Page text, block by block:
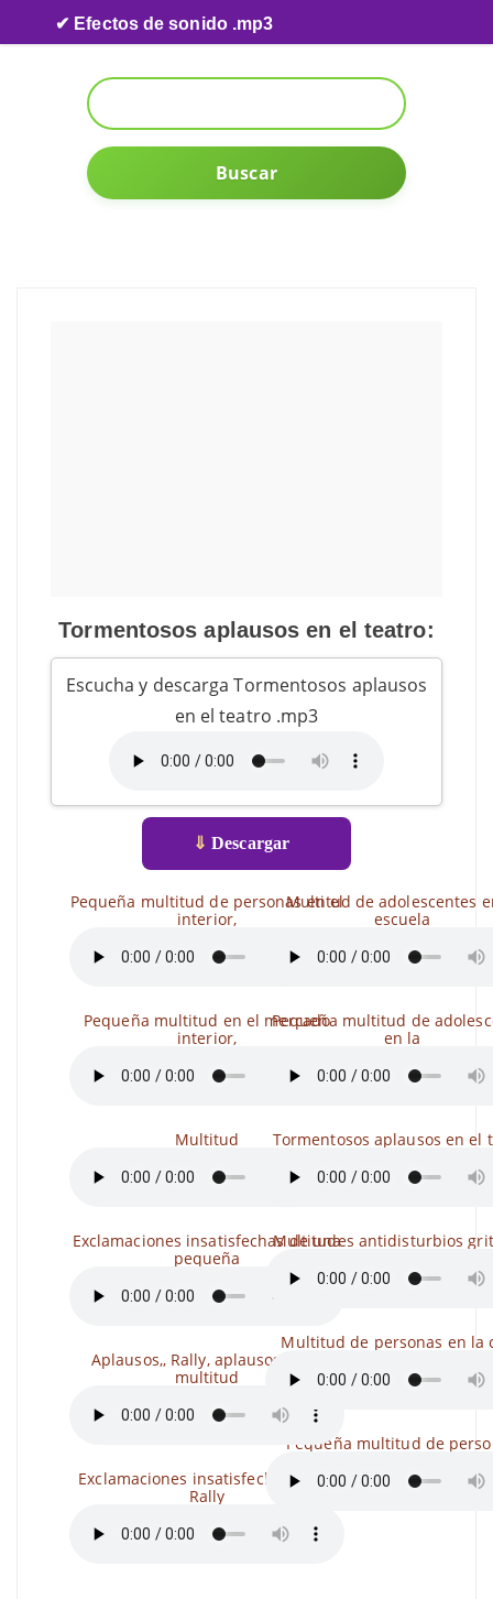
Skip to content
✔ Efectos de sonido .mp3
Buscar
Tormentosos aplausos en el teatro:
Escucha y descarga Tormentosos aplausos
en el teatro .mp3
⇓ Descargar
Pequeña multitud de personas en el
interior,
Pequeña multitud en el mercado
interior,
Multitud
Exclamaciones insatisfechas de una
pequeña
Aplausos,, Rally, aplausos de la
multitud
Exclamaciones insatisfechas de la,
Rally
Multitud de adolescentes
escuela
Pequeña multitud de
en la
Tormentosos aplausos en el
Multitudes antidisturbios
Multitud de personas en la
Pequeña multitud de